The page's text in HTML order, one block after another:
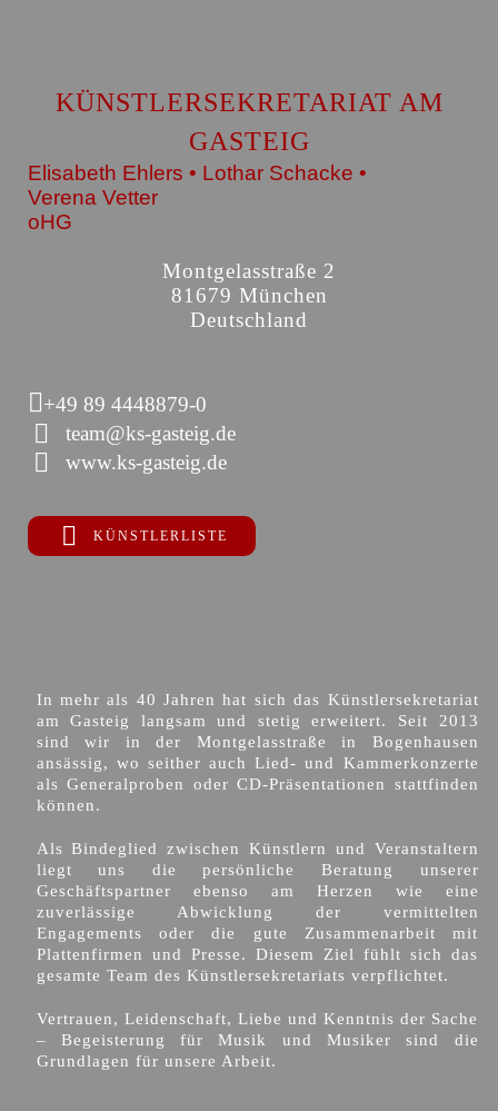
KÜNSTLERSEKRETARIAT AM
GASTEIG
Elisabeth Ehlers • Lothar Schacke •
Verena Vetter
oHG
Montgelasstraße 2
81679 München
Deutschland
+49 89 4448879-0
team@ks-gasteig.de
www.ks-gasteig.de
KÜNSTLERLISTE
In mehr als 40 Jahren hat sich das Künstlersekretariat
am Gasteig langsam und stetig erweitert. Seit 2013
sind wir in der Montgelasstraße in Bogenhausen
ansässig, wo seither auch Lied- und Kammerkonzerte
als Generalproben oder CD-Präsentationen stattfinden
können.
Als Bindeglied zwischen Künstlern und Veranstaltern
liegt uns die persönliche Beratung unserer
Geschäftspartner ebenso am Herzen wie eine
zuverlässige Abwicklung der vermittelten
Engagements oder die gute Zusammenarbeit mit
Plattenfirmen und Presse. Diesem Ziel fühlt sich das
gesamte Team des Künstlersekretariats verpflichtet.
Vertrauen, Leidenschaft, Liebe und Kenntnis der Sache
– Begeisterung für Musik und Musiker sind die
Grundlagen für unsere Arbeit.